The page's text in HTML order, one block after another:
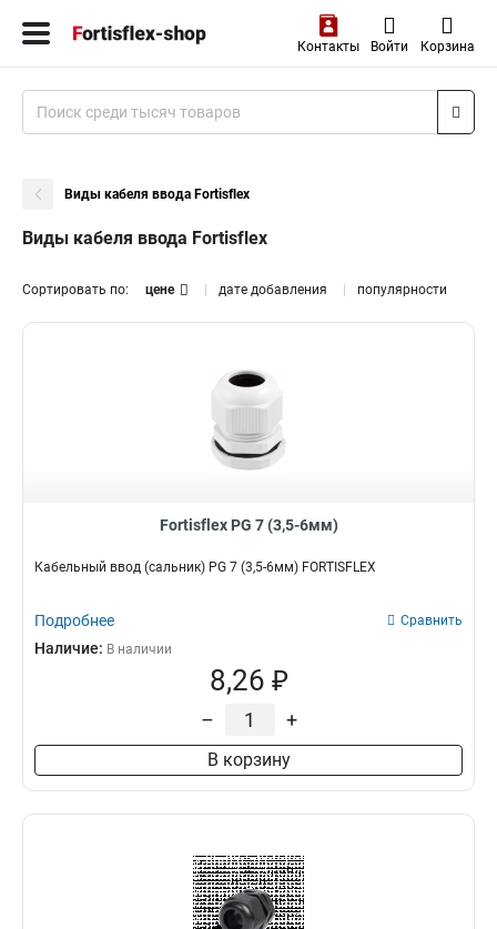
Контакты Войти Корзина
Виды кабеля ввода Fortisflex
Виды кабеля ввода Fortisflex
Сортировать по: цене дате добавления популярности
Fortisflex PG 7 (3,5-6мм)
Кабельный ввод (сальник) PG 7 (3,5-6мм) FORTISFLEX
Подробнее Сравнить
Наличие: В наличии
8,26 ₽
– +
В корзину